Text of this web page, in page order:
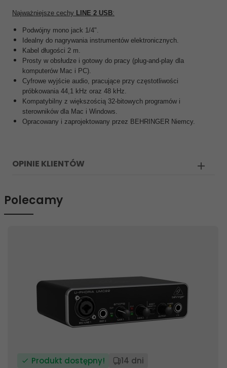
Najważniejsze cechy LINE 2 USB:
Podwójny mono jack 1/4".
Idealny do nagrywania instrumentów elektronicznych.
Kabel długości 2 m.
Prosty w obsłudze i gotowy do pracy (plug-and-play dla
komputerów Mac i PC).
Cyfrowe wyjście audio, pracujące przy częstotliwości
próbkowania 44,1 kHz oraz 48 kHz.
Kompatybilny z większością 32-bitowych programów i
sterowników dla Mac i Windows.
Opracowany i zaprojektowany przez BEHRINGER Niemcy.
OPINIE KLIENTÓW
Polecamy
Produkt dostępny! 14 dni